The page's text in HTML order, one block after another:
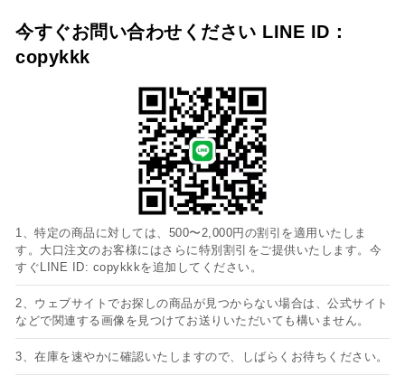
今すぐお問い合わせください LINE ID：
copykkk
1、特定の商品に対しては、500〜2,000円の割引を適用いたしま
す。大口注文のお客様にはさらに特別割引をご提供いたします。今
すぐLINE ID: copykkkを追加してください。
2、ウェブサイトでお探しの商品が見つからない場合は、公式サイト
などで関連する画像を見つけてお送りいただいても構いません。
3、在庫を速やかに確認いたしますので、しばらくお待ちください。